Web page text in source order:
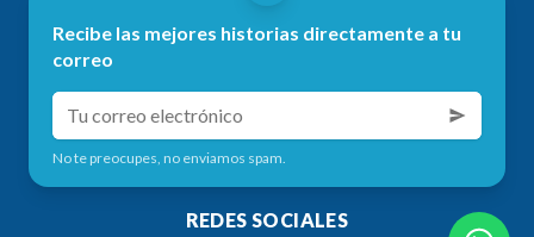
Recibe las mejores historias directamente a tu
correo
No te preocupes, no enviamos spam.
REDES SOCIALES